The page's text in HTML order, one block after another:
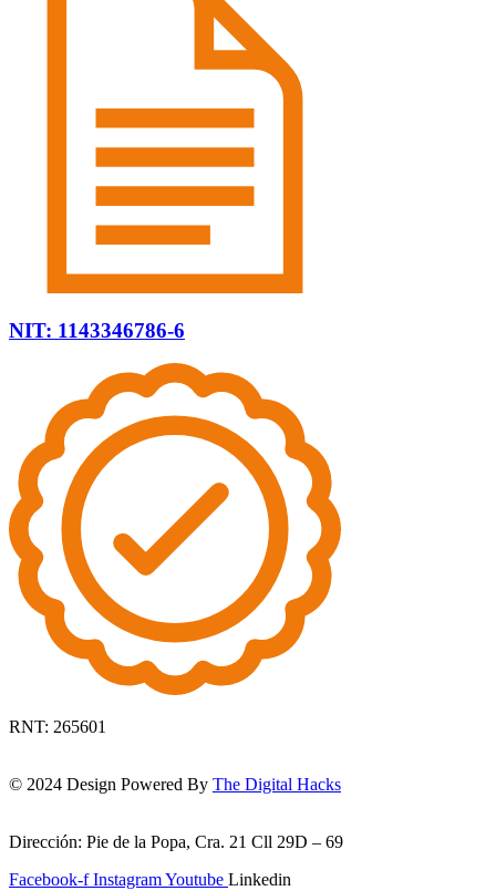
NIT: 1143346786-6
RNT: 265601
© 2024 Design Powered By The Digital Hacks
Dirección: Pie de la Popa, Cra. 21 Cll 29D – 69
Facebook-f InstagramYoutube Linkedin